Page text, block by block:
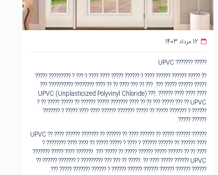
12 مرداد 1403
????? ??????? UPVC
?? ????? ?????? ?????? ???? ? ?????? ????? ???? ???? ? ??? ? ????????? ?????
????? ?????? ????? ???. ??? ?? ??? ???? ?? ?? ???? ?????‌??? ???????‌??? ???
???? ???? ???? ?????? UPVC (Unplasticized Polyvinyl Chloride) ???.
UPVC ?? ??? ????? ??? ?? ?? ???? ??????? ????? ?????? ?? ????? ????? ?? ?
?????? ? ??????? ????? ?? ????? ?????‌?? ????‌?? ???? ???? ???‌?? ? ?????‌??
?????? ??‌???.
???‌??? UPVC ?? ???? ?????? ??????? ?? ?????? ?? ???? ?????? ?? ????? ??????
? ???????? ???? ???? ?? ????? ????? ? ???? ? ?????? ?????? ?? ???‌??? ????
??????? ????? ???? ????‌???. ??? ???‌?? ?? ????? ?????? ????? ??‌???? ?? ?? ????
?????‌?? ? ????????? ??? ??? ?? ?????. ?? ???? ????? ???‌??? UPVC ??‌???? ??
???‌??? ?????? ???‌??? ?????? ???‌??? ?????? ? ???‌??? ??????? ????? ???.